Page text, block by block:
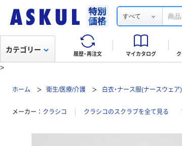
すべて
履歴・再注文 マイカタログ
カテゴリー
>
ホーム 衛生/医療/介護 白衣・ナース服(ナースウェア)
メーカー クラシコ クラシコのスクラブを全て見る